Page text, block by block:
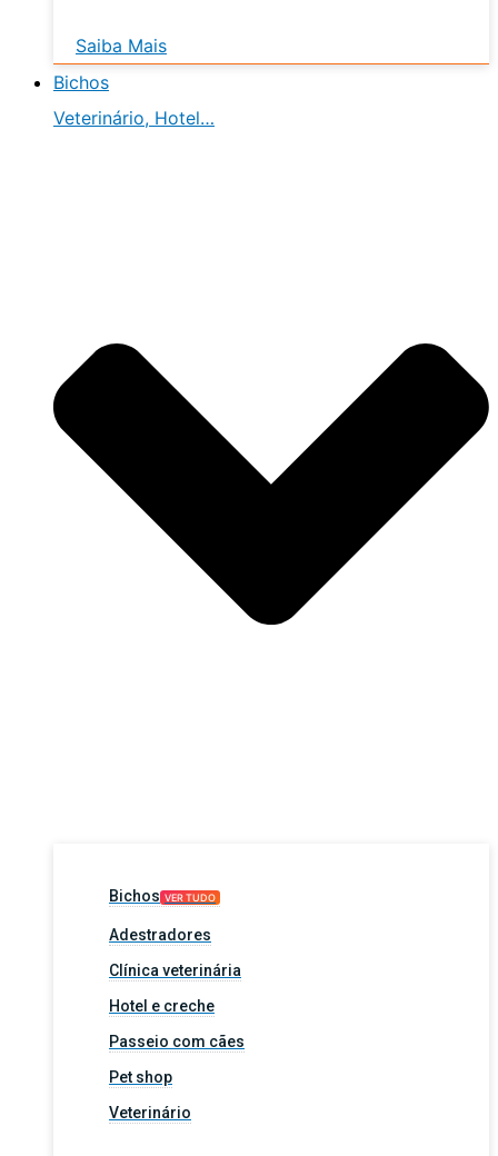
Saiba Mais
Bichos
Veterinário, Hotel…
Bichos VER TUDO
Adestradores
Clínica veterinária
Hotel e creche
Passeio com cães
Pet shop
Veterinário